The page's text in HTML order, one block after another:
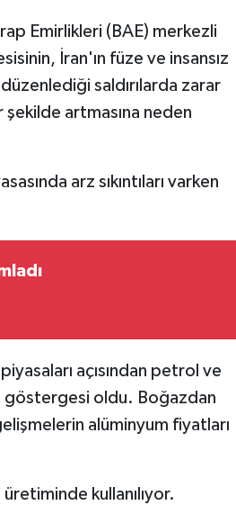
Emirlikleri (BAE) merkezli
İran'ın füze ve insansız
saldırılarda zarar
artmasına neden
arz sıkıntıları varken
açısından petrol ve
göstergesi oldu. Boğazdan
alüminyum fiyatları
kullanılıyor.